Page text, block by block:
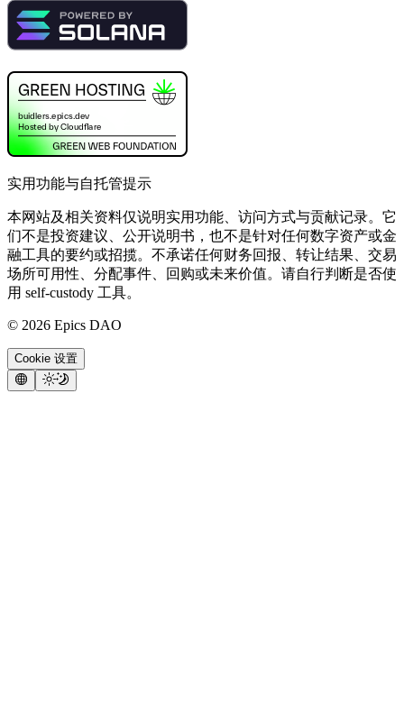
实用功能与自托管提示
本网站及相关资料仅说明实用功能、访问方式与贡献记录。它
们不是投资建议、公开说明书，也不是针对任何数字资产或金
融工具的要约或招揽。不承诺任何财务回报、转让结果、交易
场所可用性、分配事件、回购或未来价值。请自行判断是否使
用 self-custody 工具。
© 2026 Epics DAO
Cookie 设置